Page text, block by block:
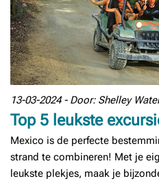
13-03-2024 - Door: Shelley
Top 5 leukste
Mexico is de perfecte
strand te combineren! Met je
leukste plekjes, maak je